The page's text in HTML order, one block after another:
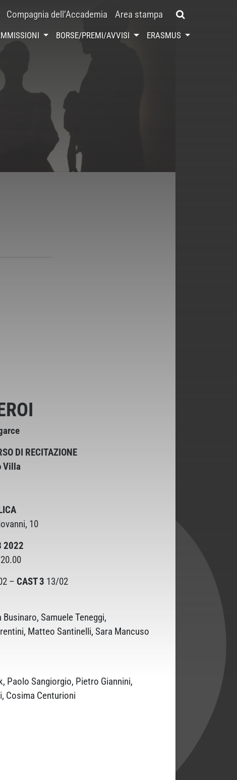
Compagnia dell’Accademia Area stampa
BORSE/PREMI/AVVISI ERASMUS
DI RECITAZIONE
Villa
10
2022
– CAST 3 13/02
Samuele Teneggi,
Matteo Santinelli, Sara Mancuso
Paolo Sangiorgio, Pietro Giannini,
Cosima Centurioni